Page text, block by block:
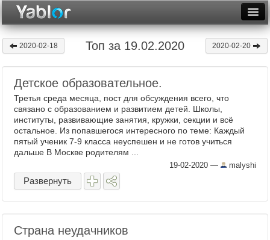
Месяц
Рейтинги
Архив
Фототоп
Видеотоп
2020-02-18 Топ за 19.02.2020 2020-02-20
Детское образовательное.
Третья среда месяца, пост для обсуждения всего, что
связано с образованием и развитием детей. Школы,
институты, развивающие занятия, кружки, секции и всё
остальное. Из попавшегося интересного по теме: Каждый
пятый ученик 7-9 класса неуспешен и не готов учиться
дальше В Москве родителям ...
19-02-2020 — malyshi
Развернуть
Страна неудачников